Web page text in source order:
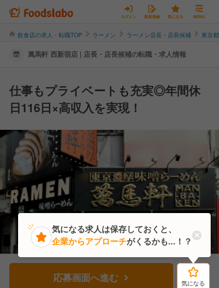
ログイン 新規登録 気になる MENU
飲食店の求人・転職TOP ラーメン ラーメン店長・店長候補 東京
萬馬軒 西新宿店 | 店長・店長候補の転職・求人情報
仕事もプライベートも充実◎年間休
日116日×高収入を実現！
応募画面へ進む 気になる
気になる
気になる求人は保存しておくと、
企業からアプローチがくるかも...！？